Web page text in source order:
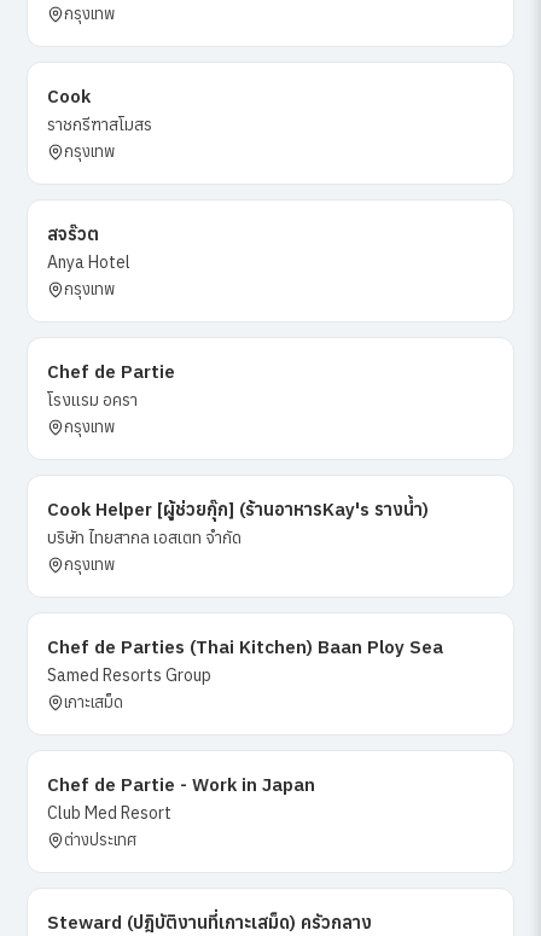
กรุงเทพ
Cook
ราชกรีฑาสโมสร
กรุงเทพ
สจร๊วต
Anya Hotel
กรุงเทพ
Chef de Partie
โรงแรม อครา
กรุงเทพ
Cook Helper [ผู้ช่วยกุ๊ก] (ร้านอาหารKay's รางน้ำ)
บริษัท ไทยสากล เอสเตท จำกัด
กรุงเทพ
Chef de Parties (Thai Kitchen) Baan Ploy Sea
Samed Resorts Group
เกาะเสม็ด
Chef de Partie - Work in Japan
Club Med Resort
ต่างประเทศ
Steward (ปฎิบัติงานที่เกาะเสม็ด) ครัวกลาง